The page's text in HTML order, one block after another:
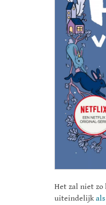
Het zal niet zo
uiteindelijk